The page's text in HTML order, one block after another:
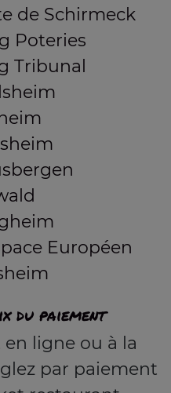
de Schirmeck
Poteries
Tribunal
Européen
du paiement
ligne ou à la
par paiement